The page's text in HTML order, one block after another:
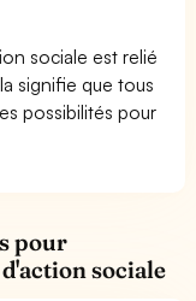
sociale est relié
signifie que tous
possibilités pour
pour
sociale